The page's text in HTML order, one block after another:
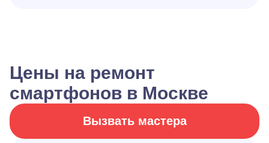
Цены на ремонт
смартфонов в Москве
Вызвать мастера